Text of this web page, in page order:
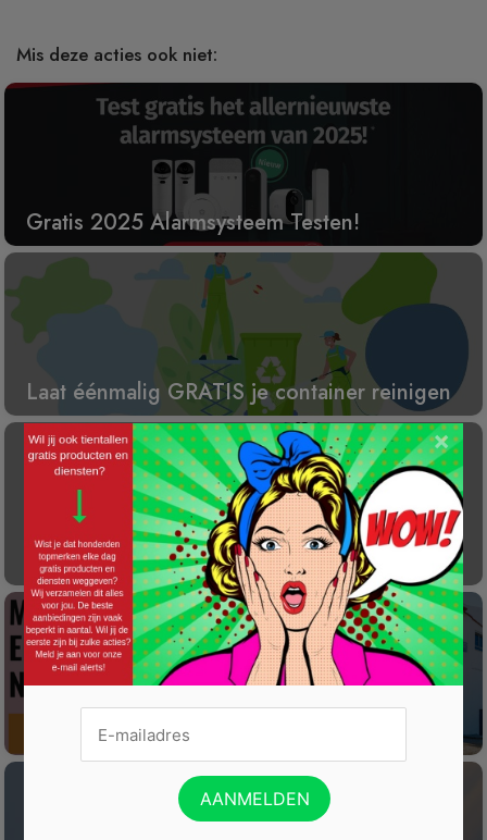
Mis deze acties ook niet:
Gratis 2025 Alarmsysteem Testen!
Laat éénmalig GRATIS je container reinigen
Gratis Princess elektrische kachel t.w.v. €
100
Win een wijnreis naar Spanje
×